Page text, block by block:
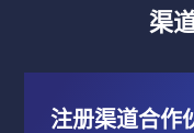
渠
注册渠道合作